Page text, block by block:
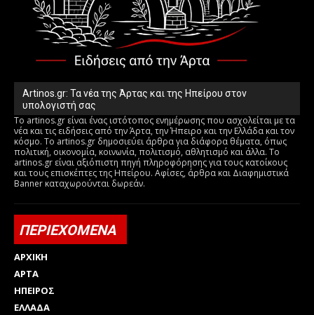
Artinos.gr: Τα νέα της Άρτας και της Ηπείρου στον
υπολογιστή σας
Το artinos.gr είναι ένας ιστότοπος ενημέρωσης που ασχολείται με τα
νέα και τις ειδήσεις από την Άρτα, την Ήπειρο και την Ελλάδα και τον
κόσμο. Το artinos.gr δημοσιεύει άρθρα για διάφορα θέματα, όπως
πολιτική, οικονομία, κοινωνία, πολιτισμό, αθλητισμό και άλλα. Το
artinos.gr είναι αξιόπιστη πηγή πληροφόρησης για τους κατοίκους
και τους επισκέπτες της Ηπείρου. Αφίσες, άρθρα και Διαφημιστικά
Banner καταχωρούνται δωρεάν.
ΠΕΡΙΕΧΟΜΕΝΑ
ΑΡΧΙΚΗ
ΑΡΤΑ
ΗΠΕΙΡΟΣ
ΕΛΛΑΔΑ